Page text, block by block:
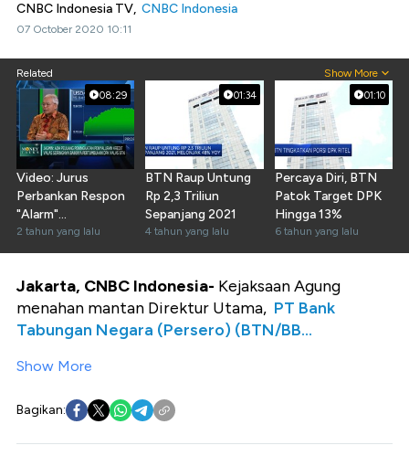
CNBC Indonesia TV, CNBC Indonesia
07 October 2020 10:11
Related Show More
08:29
Video: Jurus
Perbankan Respon
"Alarm"
Ketidakpastian
Global
2 tahun yang lalu
01:34
BTN Raup Untung
Rp 2,3 Triliun
Sepanjang 2021
4 tahun yang lalu
01:10
Percaya Diri, BTN
Patok Target DPK
Hingga 13%
6 tahun yang lalu
Jakarta, CNBC Indonesia- Kejaksaan Agung
menahan mantan Direktur Utama, PT Bank
Tabungan Negara (Persero) (BTN/BB...
Show More
Bagikan: